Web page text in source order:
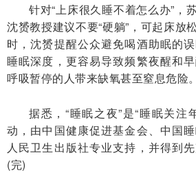
针对“上床很久睡不着怎么办”，
沈赟教授建议不要“硬躺”，可起床放
时，沈赟提醒公众避免喝酒助眠的
睡眠深度，更容易导致频繁夜醒和
呼吸暂停的人带来缺氧甚至窒息危险。
据悉，“睡眠之夜”是“睡眠关注
动，由中国健康促进基金会、中国
人民卫生出版社专业支持，并得到
(完)